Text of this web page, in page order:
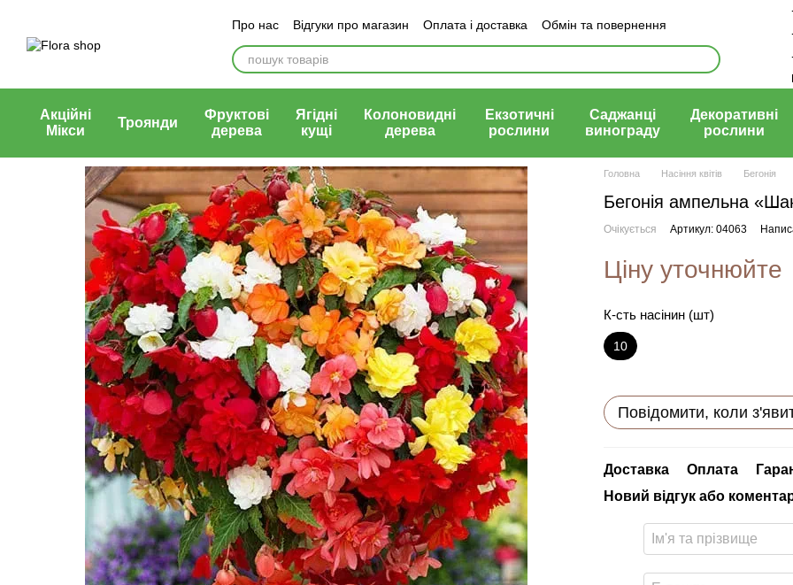
Про нас Відгуки про магазин Оплата і доставка
Обмін та повернення
Блог магазину
Публічний договір (оферта)
Акційні
Мікси
Троянди
Фруктові
дерева
Ягідні
кущі
Колоновидні
дерева
Екзотичні
рослини
Саджанці
винограду
Декоративні
рослини
Головна Насіння квітів Бегонія
Бегонія ампельна
Очікується Артикул: 04063
Ціну уточнюйте
К-сть насінин (шт)
10
Повідомити, коли
Доставка Оплата
Новий відгук або